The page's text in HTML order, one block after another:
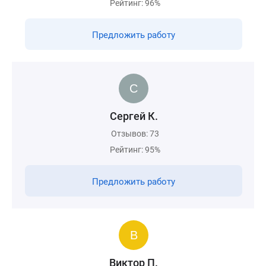
Рейтинг: 96%
Предложить работу
Сергей К.
Отзывов: 73
Рейтинг: 95%
Предложить работу
Виктор П.